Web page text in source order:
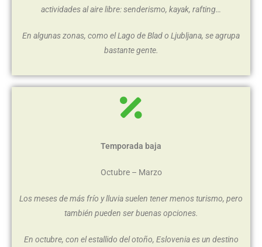
actividades al aire libre: senderismo, kayak, rafting…
En algunas zonas, como el Lago de Blad o Ljubljana, se agrupa
bastante gente.
Temporada baja
Octubre – Marzo
Los meses de más frío y lluvia suelen tener menos turismo, pero
también pueden ser buenas opciones.
En octubre, con el estallido del otoño, Eslovenia es un destino